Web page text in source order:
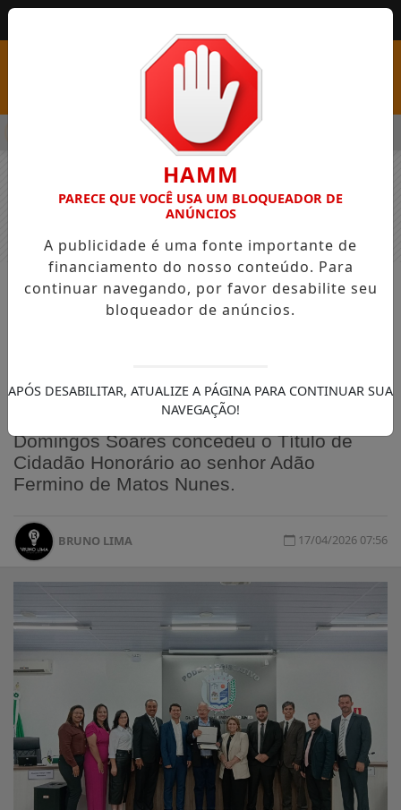
COM VAGAS EM SEIS FUNÇÕES E SALÁRIOS QUE CHEGAM
NOTÍCIAS GERAL
Ex-vereador Adão Nunes é Cidadão
realizada no Plenário da Câmara de
Vereadores, o Poder Legislativo de Cel
Domingos Soares concedeu o Título de
Cidadão Honorário ao senhor Adão
Fermino de Matos Nunes.
BRUNO LIMA 17/04/2026 07:56
HAMM
PARECE QUE VOCÊ USA UM BLOQUEADOR DE
ANÚNCIOS
A publicidade é uma fonte importante de
financiamento do nosso conteúdo. Para
continuar navegando, por favor desabilite seu
bloqueador de anúncios.
APÓS DESABILITAR, ATUALIZE A PÁGINA PARA CONTINUAR SUA
NAVEGAÇÃO!